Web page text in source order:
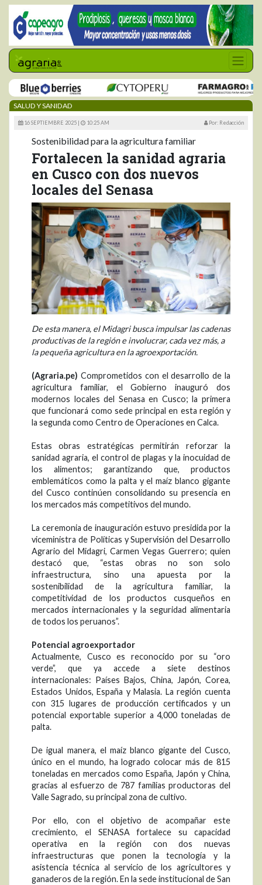
SALUD Y SANIDAD
16 SEPTIEMBRE 2025 | 10:25 AM Por: Redacción
Sostenibilidad para la agricultura familiar
Fortalecen la sanidad agraria
en Cusco con dos nuevos
locales del Senasa
De esta manera, el Midagri busca impulsar las cadenas
productivas de la región e involucrar, cada vez más, a
la pequeña agricultura en la agroexportación.
(Agraria.pe) Comprometidos con el desarrollo de la
agricultura familiar, el Gobierno inauguró dos
modernos locales del Senasa en Cusco; la primera
que funcionará como sede principal en esta región y
la segunda como Centro de Operaciones en Calca.
Estas obras estratégicas permitirán reforzar la
sanidad agraria, el control de plagas y la inocuidad de
los alimentos; garantizando que, productos
emblemáticos como la palta y el maíz blanco gigante
del Cusco continúen consolidando su presencia en
los mercados más competitivos del mundo.
La ceremonia de inauguración estuvo presidida por la
viceministra de Políticas y Supervisión del Desarrollo
Agrario del Midagri, Carmen Vegas Guerrero; quien
destacó que, “estas obras no son solo
infraestructura, sino una apuesta por la
sostenibilidad de la agricultura familiar, la
competitividad de los productos cusqueños en
mercados internacionales y la seguridad alimentaria
de todos los peruanos”.
Potencial agroexportador
Actualmente, Cusco es reconocido por su “oro
verde”, que ya accede a siete destinos
internacionales: Países Bajos, China, Japón, Corea,
Estados Unidos, España y Malasia. La región cuenta
con 315 lugares de producción certificados y un
potencial exportable superior a 4,000 toneladas de
palta.
De igual manera, el maíz blanco gigante del Cusco,
único en el mundo, ha logrado colocar más de 815
toneladas en mercados como España, Japón y China,
gracias al esfuerzo de 787 familias productoras del
Valle Sagrado, su principal zona de cultivo.
Por ello, con el objetivo de acompañar este
crecimiento, el SENASA fortalece su capacidad
operativa en la región con dos nuevas
infraestructuras que ponen la tecnología y la
asistencia técnica al servicio de los agricultores y
ganaderos de la región. En la sede institucional de San